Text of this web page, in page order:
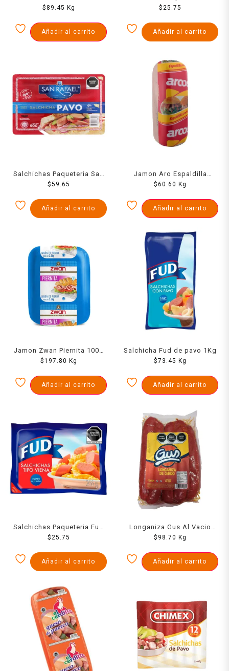
Entera 1000 Grs
$ 89.45 Kg
Añadir al carrito
De Pavo 266 Grs
$ 25.75
Añadir al carrito
Salchichas Paqueteria San
Rafael De Pavo 500 Grs
$59.65
Añadir al carrito
Jamon Aro Espaldilla
Rectangular 1000 Grs
$60.60 Kg
Añadir al carrito
Jamon Zwan Piernita 1000
Grs
$197.80 Kg
Añadir al carrito
Salchicha Fud de pavo 1Kg
$73.45 Kg
Añadir al carrito
Salchichas Paqueteria Fud
Viena 266 Grs
$25.75
Añadir al carrito
Longaniza Gus Al Vacio
1000 Grs
$ 98.70 Kg
Añadir al carrito